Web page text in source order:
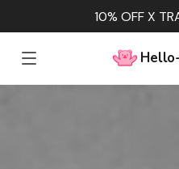
10% OFF X